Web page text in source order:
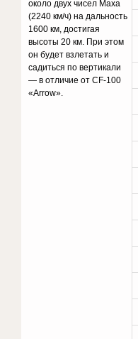
около двух чисел Маха
(2240 км/ч) на дальность
1600 км, достигая
высоты 20 км. При этом
он будет взлетать и
садиться по вертикали
— в отличие от CF-100
«Arrow».